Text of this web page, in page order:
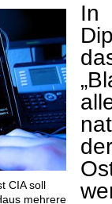
CIA soll
mehrere